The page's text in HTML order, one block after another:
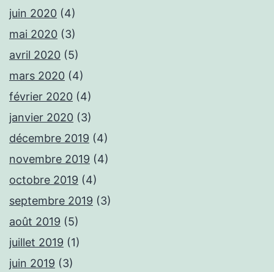
juin 2020 (4)
mai 2020 (3)
avril 2020 (5)
mars 2020 (4)
février 2020 (4)
janvier 2020 (3)
décembre 2019 (4)
novembre 2019 (4)
octobre 2019 (4)
septembre 2019 (3)
août 2019 (5)
juillet 2019 (1)
juin 2019 (3)